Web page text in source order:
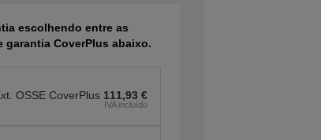
escolhendo entre as
CoverPlus abaixo.
OSSE CoverPlus 111,93 €
IVA incluído